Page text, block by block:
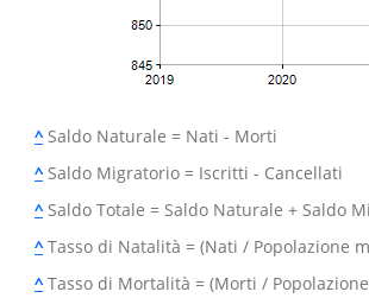
^Saldo Naturale = Nati - Morti
^Saldo Migratorio = Iscritti - Cancellati
^Saldo Totale = Saldo Naturale + Saldo
^Tasso di Natalità = (Nati / Popolazione
^Tasso di Mortalità = (Morti /